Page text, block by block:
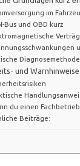
im
Bus und OBD kurz
und
du einen
Beiträge: